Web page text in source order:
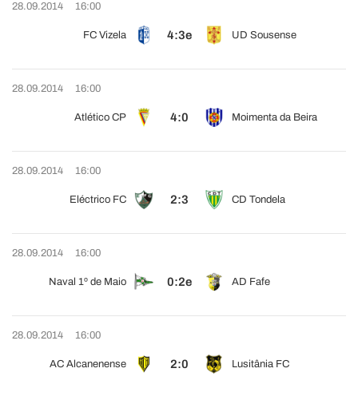
28.09.2014 16:00
FC Vizela 4:3e UD Sousense
28.09.2014 16:00
Atlético CP 4:0 Moimenta da Beira
28.09.2014 16:00
Eléctrico FC 2:3 CD Tondela
28.09.2014 16:00
Naval 1º de Maio 0:2e AD Fafe
28.09.2014 16:00
AC Alcanenense 2:0 Lusitânia FC